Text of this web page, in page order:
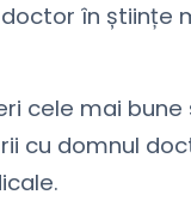
în științe
cele mai bune
cu domnul